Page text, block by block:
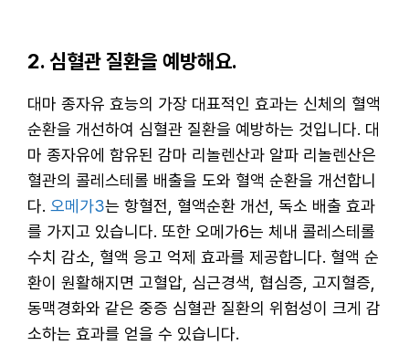
2. 심혈관 질환을 예방해요.
대마 종자유 효능의 가장 대표적인 효과는 신체의 혈액
순환을 개선하여 심혈관 질환을 예방하는 것입니다. 대
마 종자유에 함유된 감마 리놀렌산과 알파 리놀렌산은
혈관의 콜레스테롤 배출을 도와 혈액 순환을 개선합니
다. 오메가3는 항혈전, 혈액순환 개선, 독소 배출 효과
를 가지고 있습니다. 또한 오메가6는 체내 콜레스테롤
수치 감소, 혈액 응고 억제 효과를 제공합니다. 혈액 순
환이 원활해지면 고혈압, 심근경색, 협심증, 고지혈증,
동맥경화와 같은 중증 심혈관 질환의 위험성이 크게 감
소하는 효과를 얻을 수 있습니다.